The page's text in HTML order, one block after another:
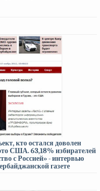
кто остался доволен
США. 63,18% избирателей
с Россией» - интервью
газете